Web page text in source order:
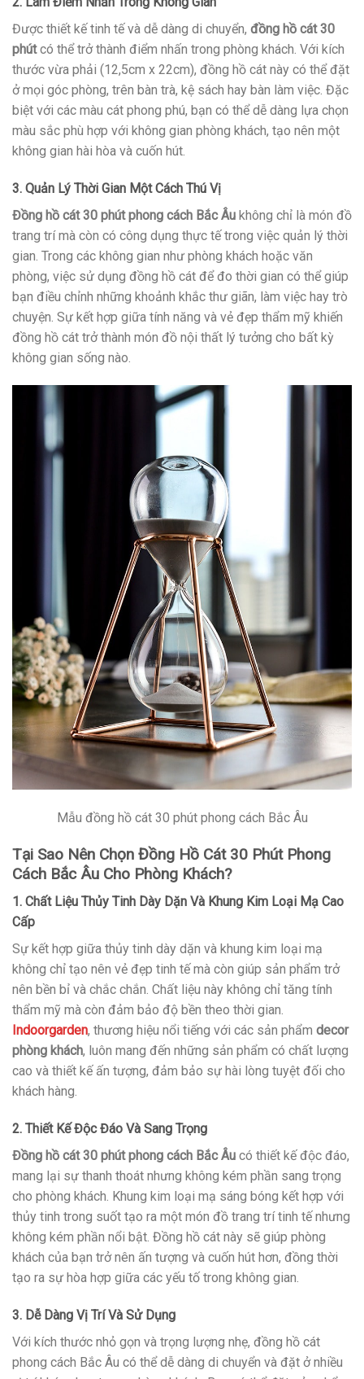
Được thiết kế tinh tế và dễ dàng di chuyển, đồng hồ cát 30
phútcó thể trở thành điểm nhấn trong phòng khách. Với kích
thước vừa phải (12,5cm x 22cm), đồng hồ cát này có thể đặt
ở mọi góc phòng, trên bàn trà, kệ sách hay bàn làm việc. Đặc
biệt với các màu cát phong phú, bạn có thể dễ dàng lựa chọn
màu sắc phù hợp với không gian phòng khách, tạo nên một
không gian hài hòa và cuốn hút.
3. Quản Lý Thời Gian Một Cách Thú Vị
Đồng hồ cát 30 phút phong cách Bắc Âu không chỉ là món đồ
trang trí mà còn có công dụng thực tế trong việc quản lý thời
gian. Trong các không gian như phòng khách hoặc văn
phòng, việc sử dụng đồng hồ cát để đo thời gian có thể giúp
bạn điều chỉnh những khoảnh khắc thư giãn, làm việc hay trò
chuyện. Sự kết hợp giữa tính năng và vẻ đẹp thẩm mỹ khiến
đồng hồ cát trở thành món đồ nội thất lý tưởng cho bất kỳ
không gian sống nào.
Mẫu đồng hồ cát 30 phút phong cách Bắc Âu
Tại Sao Nên Chọn Đồng Hồ Cát 30 Phút Phong
Cách Bắc Âu Cho Phòng Khách?
1. Chất Liệu Thủy Tinh Dày Dặn Và Khung Kim Loại Mạ Cao
Cấp
Sự kết hợp giữa thủy tinh dày dặn và khung kim loại mạ
không chỉ tạo nên vẻ đẹp tinh tế mà còn giúp sản phẩm trở
nên bền bỉ và chắc chắn. Chất liệu này không chỉ tăng tính
thẩm mỹ mà còn đảm bảo độ bền theo thời gian.
Indoorgarden, thương hiệu nổi tiếng với các sản phẩm decor
phòng khách, luôn mang đến những sản phẩm có chất lượng
cao và thiết kế ấn tượng, đảm bảo sự hài lòng tuyệt đối cho
khách hàng.
2. Thiết Kế Độc Đáo Và Sang Trọng
Đồng hồ cát 30 phút phong cách Bắc Âu có thiết kế độc đáo,
mang lại sự thanh thoát nhưng không kém phần sang trọng
cho phòng khách. Khung kim loại mạ sáng bóng kết hợp với
thủy tinh trong suốt tạo ra một món đồ trang trí tinh tế nhưng
không kém phần nổi bật. Đồng hồ cát này sẽ giúp phòng
khách của bạn trở nên ấn tượng và cuốn hút hơn, đồng thời
tạo ra sự hòa hợp giữa các yếu tố trong không gian.
3. Dễ Dàng Vị Trí Và Sử Dụng
Với kích thước nhỏ gọn và trọng lượng nhẹ, đồng hồ cát
phong cách Bắc Âu có thể dễ dàng di chuyển và đặt ở nhiều